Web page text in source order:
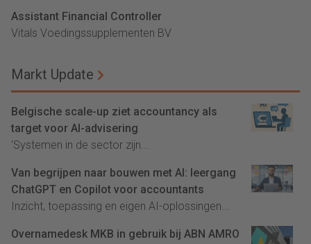
Assistant Financial Controller
Vitals Voedingssupplementen BV
Markt Update
Belgische scale-up ziet accountancy als
target voor AI-advisering
'Systemen in de sector zijn...
Van begrijpen naar bouwen met AI: leergang
ChatGPT en Copilot voor accountants
Inzicht, toepassing en eigen AI-oplossingen...
Overnamedesk MKB in gebruik bij ABN AMRO